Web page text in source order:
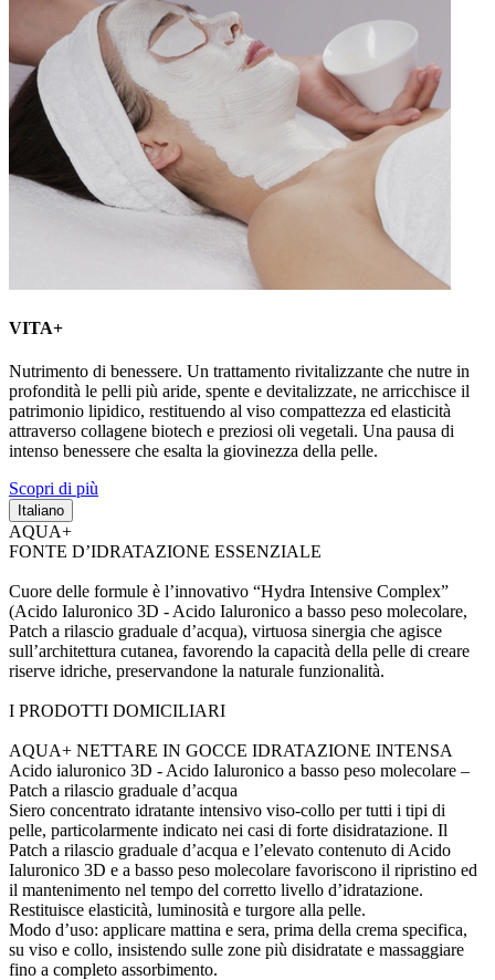
VITA+
Nutrimento di benessere. Un trattamento rivitalizzante che nutre in
profondità le pelli più aride, spente e devitalizzate, ne arricchisce il
patrimonio lipidico, restituendo al viso compattezza ed elasticità
attraverso collagene biotech e preziosi oli vegetali. Una pausa di
intenso benessere che esalta la giovinezza della pelle.
Scopri di più
Italiano
AQUA+
FONTE D’IDRATAZIONE ESSENZIALE
Cuore delle formule è l’innovativo “Hydra Intensive Complex”
(Acido Ialuronico 3D - Acido Ialuronico a basso peso molecolare,
Patch a rilascio graduale d’acqua), virtuosa sinergia che agisce
sull’architettura cutanea, favorendo la capacità della pelle di creare
riserve idriche, preservandone la naturale funzionalità.
I PRODOTTI DOMICILIARI
AQUA+ NETTARE IN GOCCE IDRATAZIONE INTENSA
Acido ialuronico 3D - Acido Ialuronico a basso peso molecolare –
Patch a rilascio graduale d’acqua
Siero concentrato idratante intensivo viso-collo per tutti i tipi di
pelle, particolarmente indicato nei casi di forte disidratazione. Il
Patch a rilascio graduale d’acqua e l’elevato contenuto di Acido
Ialuronico 3D e a basso peso molecolare favoriscono il ripristino ed
il mantenimento nel tempo del corretto livello d’idratazione.
Restituisce elasticità, luminosità e turgore alla pelle.
Modo d’uso: applicare mattina e sera, prima della crema specifica,
su viso e collo, insistendo sulle zone più disidratate e massaggiare
fino a completo assorbimento.